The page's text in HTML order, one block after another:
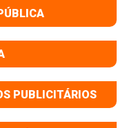
PUBLICITÁRIOS